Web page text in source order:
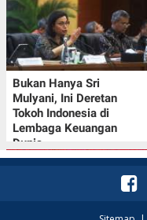
Bukan Hanya Sri
Mulyani, Ini Deretan
Tokoh Indonesia di
Lembaga Keuangan
Dunia